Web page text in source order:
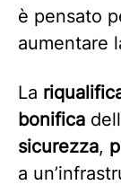
è pensato
aumentare
La
bonifica
sicurezza,
a